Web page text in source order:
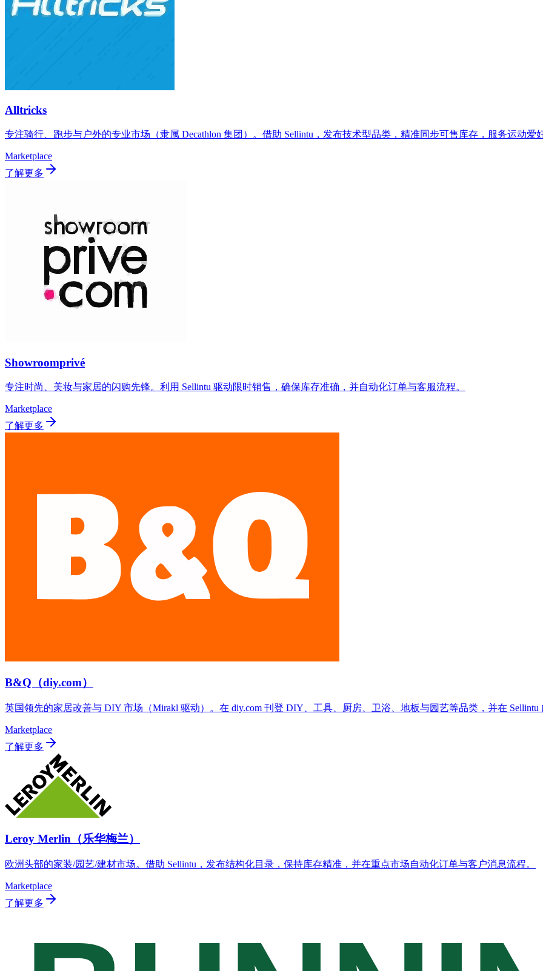
Alltricks
专注骑行、跑步与户外的专业市场（隶属 Decathlon 集团）。借助 Sellintu，发布技术型品类，精准同步可售库存，服务运动爱
Marketplace
了解更多
Showroomprivé
专注时尚、美妆与家居的闪购先锋。利用 Sellintu 驱动限时销售，确保库存准确，并自动化订单与客服流程。
Marketplace
了解更多
B&Q（diy.com）
英国领先的家居改善与 DIY 市场（Mirakl 驱动）。在 diy.com 刊登 DIY、工具、厨房、卫浴、地板与园艺等品类，并在 Sellintu
Marketplace
了解更多
Leroy Merlin（乐华梅兰）
欧洲头部的家装/园艺/建材市场。借助 Sellintu，发布结构化目录，保持库存精准，并在重点市场自动化订单与客户消息流程。
Marketplace
了解更多